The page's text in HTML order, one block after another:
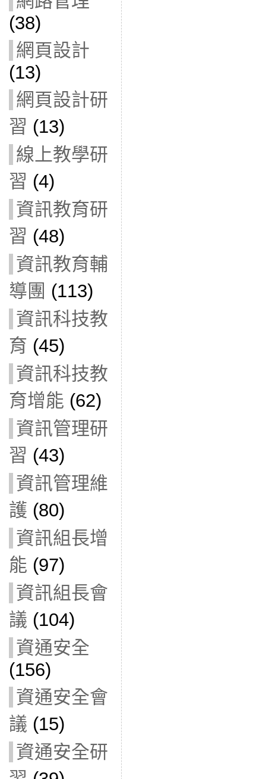
(38)
網頁設計
(13)
網頁設計研
習 (13)
線上教學研
習 (4)
資訊教育研
習 (48)
資訊教育輔
導團 (113)
資訊科技教
育 (45)
資訊科技教
育增能 (62)
資訊管理研
習 (43)
資訊管理維
護 (80)
資訊組長增
能 (97)
資訊組長會
議 (104)
資通安全
(156)
資通安全會
議 (15)
資通安全研